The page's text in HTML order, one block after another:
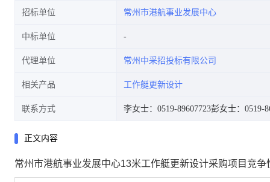
招标单位 常州市港航事业发展中心
中标单位
代理单位 常州中采招投标有限公司
相关产品 工作艇更新设计
联系方式 李女士：0519-89607723彭女士：0519-
正文内容
常州市港航事业发展中心13米工作艇更新设计采购项目竞争